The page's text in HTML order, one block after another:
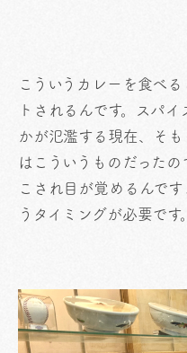
こういうカレーを食べ
トされるんです。スパ
かが氾濫する現在、そ
はこういうものだった
こされ目が覚めるんで
うタイミングが必要です。